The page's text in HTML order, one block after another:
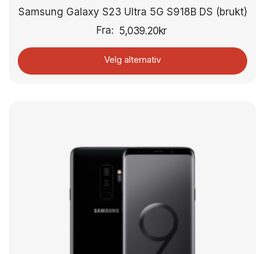
Samsung Galaxy S23 Ultra 5G S918B DS (brukt)
Fra: 5,039.20kr
Velg alternativ